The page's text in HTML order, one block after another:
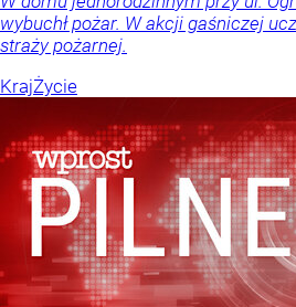
wybuchł pożar. W akcji gaśniczej
straży pożarnej.
KrajŻycie